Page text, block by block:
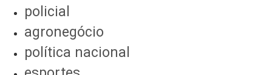
policial
agronegócio
política nacional